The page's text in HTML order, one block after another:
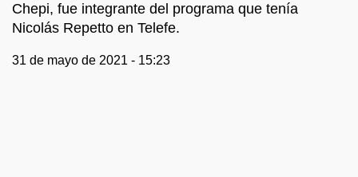
Chepi, fue integrante del programa que tenía
Nicolás Repetto en Telefe.
31 de mayo de 2021 - 15:23